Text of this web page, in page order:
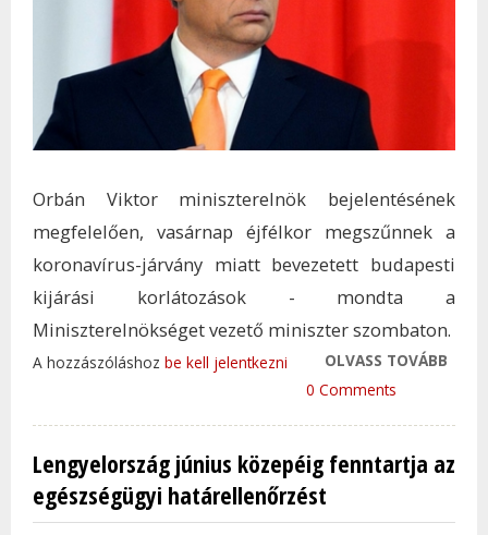
Orbán Viktor miniszterelnök bejelentésének
megfelelően, vasárnap éjfélkor megszűnnek a
koronavírus-járvány miatt bevezetett budapesti
kijárási korlátozások - mondta a
Miniszterelnökséget vezető miniszter szombaton.
OLVASS TOVÁBB
A hozzászóláshoz be kell jelentkezni
0 Comments
Lengyelország június közepéig fenntartja az
egészségügyi határellenőrzést